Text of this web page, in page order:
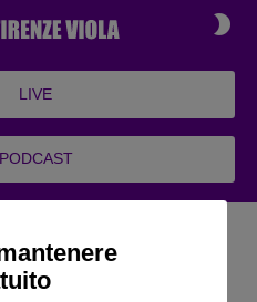
LIVE
PODCAST
2023